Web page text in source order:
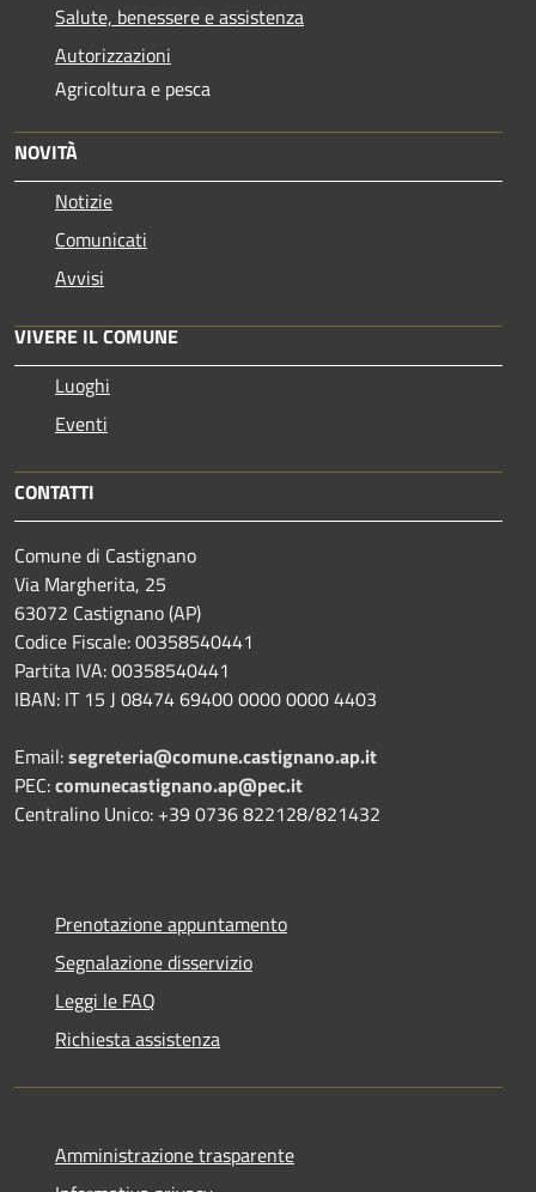
Salute, benessere e assistenza
Autorizzazioni
Agricoltura e pesca
NOVITÀ
Notizie
Comunicati
Avvisi
VIVERE IL COMUNE
Luoghi
Eventi
CONTATTI
Comune di Castignano
Via Margherita, 25
63072 Castignano (AP)
Codice Fiscale: 00358540441
Partita IVA: 00358540441
IBAN: IT 15 J 08474 69400 0000 0000 4403
Email:segreteria@comune.castignano.ap.it
PEC:comunecastignano.ap@pec.it
Centralino Unico: +39 0736 822128/821432
Prenotazione appuntamento
Segnalazione disservizio
Leggi le FAQ
Richiesta assistenza
Amministrazione trasparente